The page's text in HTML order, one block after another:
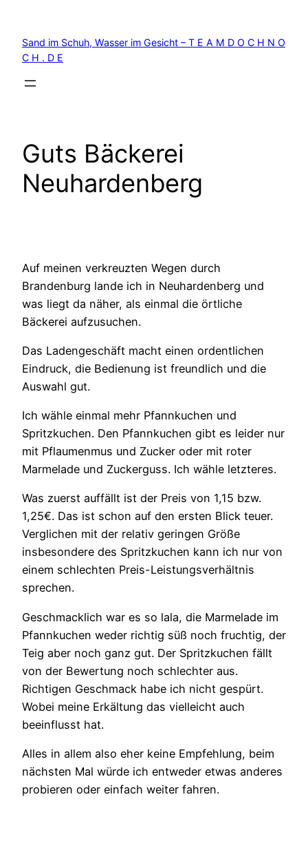
springen
Sand im Schuh, Wasser im Gesicht – T E A M D O C H N O
C H . D E
Guts Bäckerei
Neuhardenberg
Auf meinen verkreuzten Wegen durch
Brandenburg lande ich in Neuhardenberg und
was liegt da näher, als einmal die örtliche
Bäckerei aufzusuchen.
Das Ladengeschäft macht einen ordentlichen
Eindruck, die Bedienung ist freundlich und die
Auswahl gut.
Ich wähle einmal mehr Pfannkuchen und
Spritzkuchen. Den Pfannkuchen gibt es leider nur
mit Pflaumenmus und Zucker oder mit roter
Marmelade und Zuckerguss. Ich wähle letzteres.
Was zuerst auffällt ist der Preis von 1,15 bzw.
1,25€. Das ist schon auf den ersten Blick teuer.
Verglichen mit der relativ geringen Größe
insbesondere des Spritzkuchen kann ich nur von
einem schlechten Preis-Leistungsverhältnis
sprechen.
Geschmacklich war es so lala, die Marmelade im
Pfannkuchen weder richtig süß noch fruchtig, der
Teig aber noch ganz gut. Der Spritzkuchen fällt
von der Bewertung noch schlechter aus.
Richtigen Geschmack habe ich nicht gespürt.
Wobei meine Erkältung das vielleicht auch
beeinflusst hat.
Alles in allem also eher keine Empfehlung, beim
nächsten Mal würde ich entweder etwas anderes
probieren oder einfach weiter fahren.